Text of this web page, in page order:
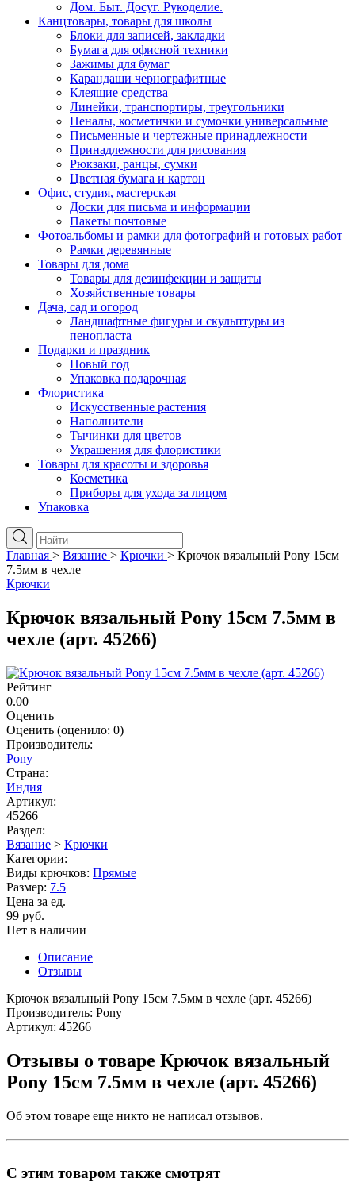
Дом. Быт. Досуг. Рукоделие.
Канцтовары, товары для школы
Блоки для записей, закладки
Бумага для офисной техники
Зажимы для бумаг
Карандаши чернографитные
Клеящие средства
Линейки, транспортиры, треугольники
Пеналы, косметички и сумочки универсальные
Письменные и чертежные принадлежности
Принадлежности для рисования
Рюкзаки, ранцы, сумки
Цветная бумага и картон
Офис, студия, мастерская
Доски для письма и информации
Пакеты почтовые
Фотоальбомы и рамки для фотографий и готовых работ
Рамки деревянные
Товары для дома
Товары для дезинфекции и защиты
Хозяйственные товары
Дача, сад и огород
Ландшафтные фигуры и скульптуры из
пенопласта
Подарки и праздник
Новый год
Упаковка подарочная
Флористика
Искусственные растения
Наполнители
Тычинки для цветов
Украшения для флористики
Товары для красоты и здоровья
Косметика
Приборы для ухода за лицом
Упаковка
Главная > Вязание > Крючки > Крючок вязальный Pony 15см
7.5мм в чехле
Крючки
Крючок вязальный Pony 15см 7.5мм в
чехле (арт. 45266)
Рейтинг
0.00
Оценить
Оценить (оценило: 0)
Производитель:
Pony
Страна:
Индия
Артикул:
45266
Раздел:
Вязание > Крючки
Категории:
Виды крючков: Прямые
Размер: 7.5
Цена за ед.
99 руб.
Нет в наличии
Описание
Отзывы
Крючок вязальный Pony 15см 7.5мм в чехле (арт. 45266)
Производитель: Pony
Артикул: 45266
Отзывы о товаре Крючок вязальный
Pony 15см 7.5мм в чехле (арт. 45266)
Об этом товаре еще никто не написал отзывов.
С этим товаром также смотрят